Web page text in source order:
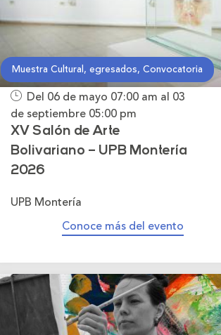
Muestra Cultural, egresados, Convocatoria
Del 06 de mayo 07:00 am al 03
de septiembre 05:00 pm
XV Salón de Arte
Bolivariano – UPB Montería
2026
UPB Montería
Conoce más del evento